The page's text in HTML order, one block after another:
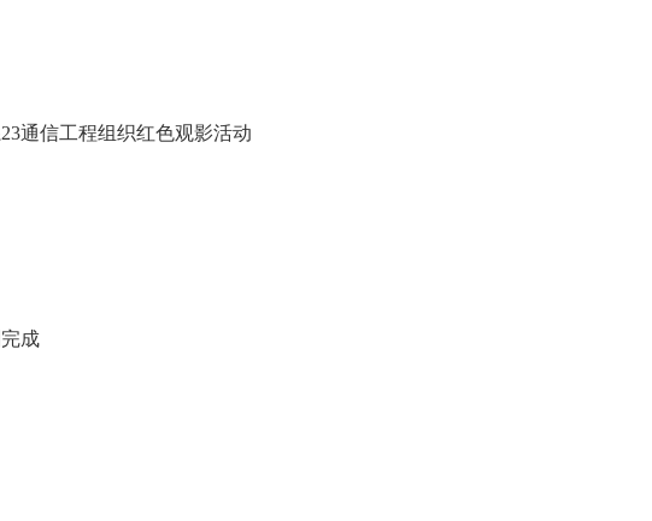
通信工程组织红色观影活动
成